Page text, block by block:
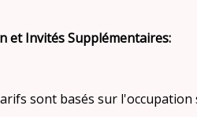
et Invités Supplémentaires:
sont basés sur l'occupation